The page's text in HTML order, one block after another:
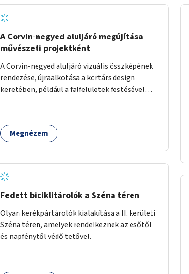
A Corvin-negyed aluljáró megújítása
művészeti projektként
A Corvin-negyed aluljáró vizuális összképének
rendezése, újraalkotása a kortárs design
keretében, például a falfelületek festésével
alkotásai, termékei jelenhetnének meg
alkalmat adva a bemutatkozásra, szélesebb
Megnézem
Fedett biciklitárolók a Széna téren
Olyan kerékpártárolók kialakítása a II. kerületi
Széna téren, amelyek rendelkeznek az esőtől
és napfénytől védő tetővel.